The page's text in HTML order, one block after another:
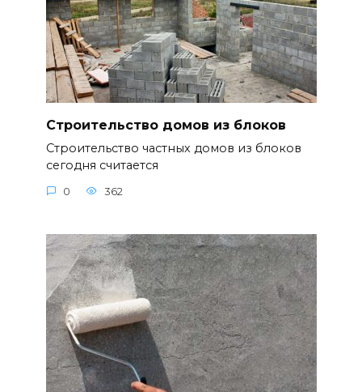
Строительство домов из блоков
Строительство частных домов из блоков
сегодня считается
0 362